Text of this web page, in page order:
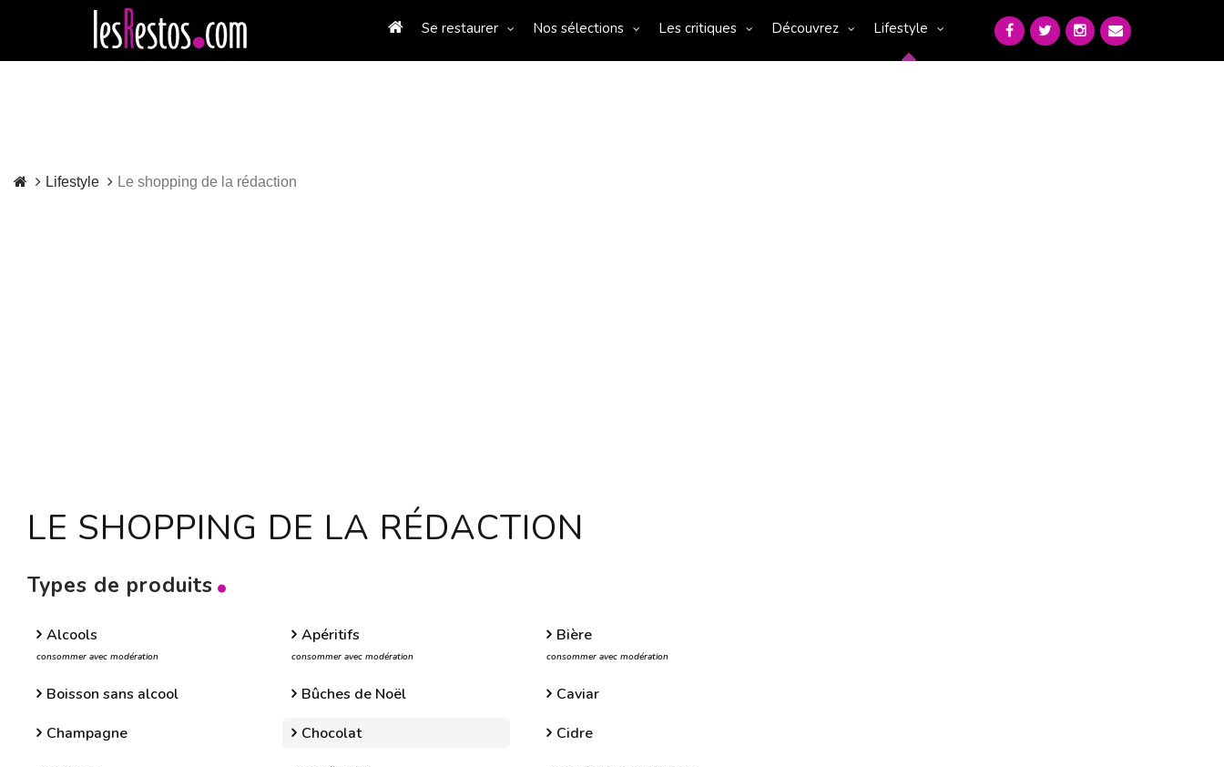
Se restaurer Nos sélections Les critiques Découvrez Lifestyle
Lifestyle Le shopping de la rédaction
LE SHOPPING DE LA RÉDACTION
Types de produits
Alcools
consommer avec modération
Apéritifs
consommer avec modération
Bière
consommer avec modération
Boisson sans alcool Bûches de Noël
Caviar
Champagne
Chocolat
Cidre